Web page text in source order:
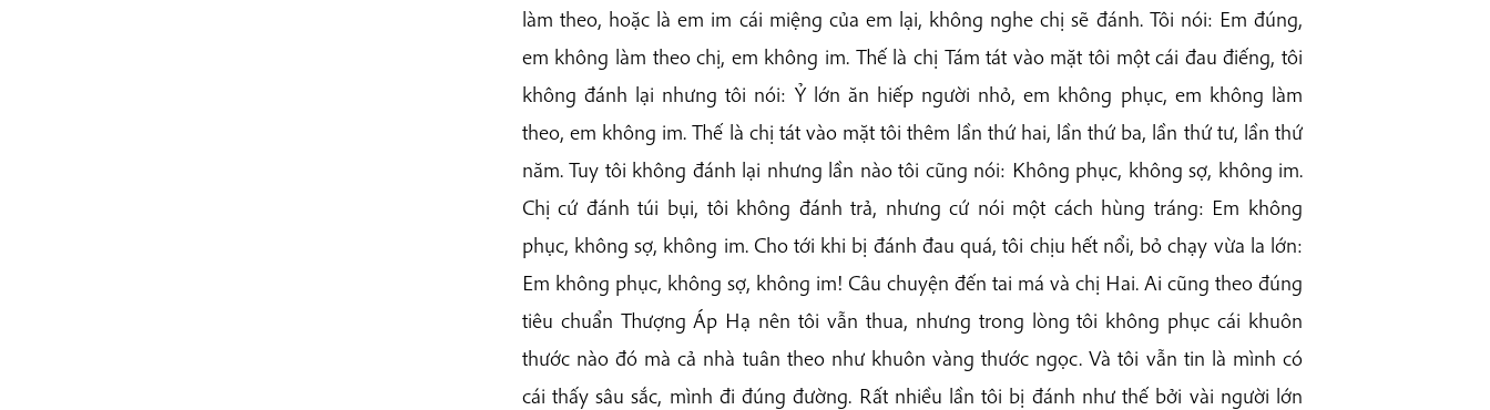
làm theo, hoặc là em im cái miệng của em lại, không nghe chị sẽ đánh. Tôi nói: Em đúng,
em không làm theo chị, em không im. Thế là chị Tám tát vào mặt tôi một cái đau điếng, tôi
không đánh lại nhưng tôi nói: Ỷ lớn ăn hiếp người nhỏ, em không phục, em không làm
theo, em không im. Thế là chị tát vào mặt tôi thêm lần thứ hai, lần thứ ba, lần thứ tư, lần thứ
năm. Tuy tôi không đánh lại nhưng lần nào tôi cũng nói: Không phục, không sợ, không im.
Chị cứ đánh túi bụi, tôi không đánh trả, nhưng cứ nói một cách hùng tráng: Em không
phục, không sợ, không im. Cho tới khi bị đánh đau quá, tôi chịu hết nổi, bỏ chạy vừa la lớn:
Em không phục, không sợ, không im! Câu chuyện đến tai má và chị Hai. Ai cũng theo đúng
tiêu chuẩn Thượng Áp Hạ nên tôi vẫn thua, nhưng trong lòng tôi không phục cái khuôn
thước nào đó mà cả nhà tuân theo như khuôn vàng thước ngọc. Và tôi vẫn tin là mình có
cái thấy sâu sắc, mình đi đúng đường. Rất nhiều lần tôi bị đánh như thế bởi vài người lớn